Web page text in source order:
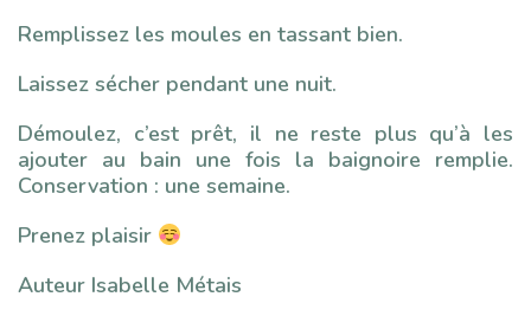
Remplissez les moules en tassant bien.
Laissez sécher pendant une nuit.
Démoulez, c’est prêt, il ne reste plus qu’à les
ajouter au bain une fois la baignoire remplie.
Conservation : une semaine.
Prenez plaisir
Auteur Isabelle Métais